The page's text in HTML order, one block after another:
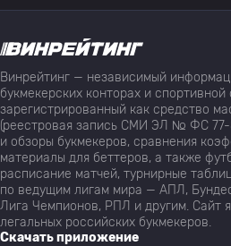
Винрейтинг — независимый
букмекерских конторах и спортивной
зарегистрированный как средство
(реестровая запись СМИ ЭЛ № ФС 77-
и обзоры букмекеров, сравнения
материалы для беттеров, а также
расписание матчей, турнирные
по ведущим лигам мира — АПЛ,
Лига Чемпионов, РПЛ и другим. Сайт
легальных российских букмекеров.
Скачать приложение